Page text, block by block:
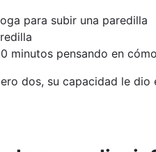
para subir una paredilla
minutos pensando en
dos, su capacidad le dio